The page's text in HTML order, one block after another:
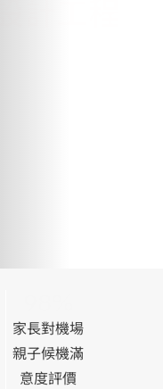
家長對機場
親子候機滿
意度評價